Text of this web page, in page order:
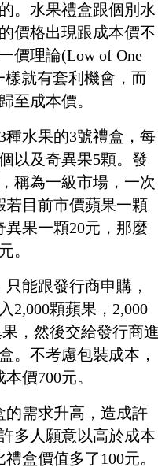
。水果禮盒跟個別水
價格出現跟成本價不
價理論(Low of One
就有套利機會，而
至成本價。
水果的3號禮盒，每
以及奇異果5顆。發
稱為一級市場，一次
若目前市價蘋果一顆
異果一顆20元，那麼
。
能跟發行商申購，
2,000顆蘋果，2,000
，然後交給發行商
。不考慮包裝成本，
價700元。
的需求升高，造成許
多人願意以高於成本
盒價值多了100元。